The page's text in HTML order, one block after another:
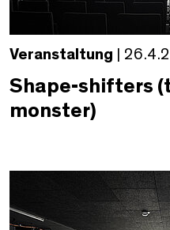
Veranstaltung |
Shape-shifters
monster)